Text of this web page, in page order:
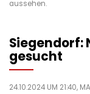
aussehen.
Siegendorf:
gesucht
24.10.2024 UM 21:40,